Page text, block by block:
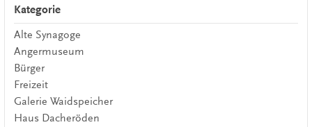
Kategorie
Alte Synagoge
Angermuseum
Bürger
Freizeit
Galerie Waidspeicher
Haus Dacheröden